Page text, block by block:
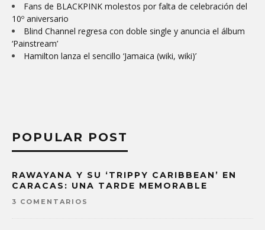
Fans de BLACKPINK molestos por falta de celebración del
10º aniversario
Blind Channel regresa con doble single y anuncia el álbum
‘Painstream’
Hamilton lanza el sencillo ‘Jamaica (wiki, wiki)’
POPULAR POST
RAWAYANA Y SU ‘TRIPPY CARIBBEAN’ EN
CARACAS: UNA TARDE MEMORABLE
3 COMENTARIOS